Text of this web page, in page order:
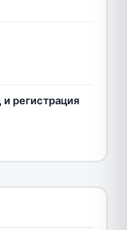
регистрация